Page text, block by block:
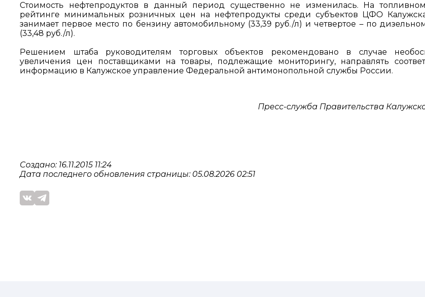
Стоимость нефтепродуктов в данный период существенно не изменилась. На
рейтинге минимальных розничных цен на нефтепродукты среди субъектов ЦФО
занимает первое место по бензину автомобильному (33,39 руб./л) и четвертое – по
(33,48 руб./л).
Решением штаба руководителям торговых объектов рекомендовано в случае
увеличения цен поставщиками на товары, подлежащие мониторингу, направлять
информацию в Калужское управление Федеральной антимонопольной службы России.
Пресс-служба Правительства
Создано: 16.11.2015 11:24
Дата последнего обновления страницы: 05.08.2026 02:51